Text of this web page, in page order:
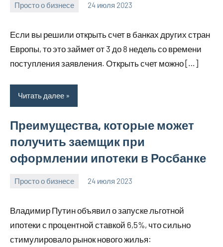
Просто о бизнесе 24 июля 2023
molokovostro
Нет
Если вы решили открыть счет в банках других стран
Европы, то это займет от 3 до 8 недель со времени
поступления заявления. Открыть счет можно […]
Читать далее
Преимущества, которые может
получить заемщик при
оформлении ипотеки в Росбанке
Просто о бизнесе 24 июля 2023
molokovostro
Нет
Владимир Путин объявил о запуске льготной
ипотеки с процентной ставкой 6,5%, что сильно
стимулировало рынок нового жилья: